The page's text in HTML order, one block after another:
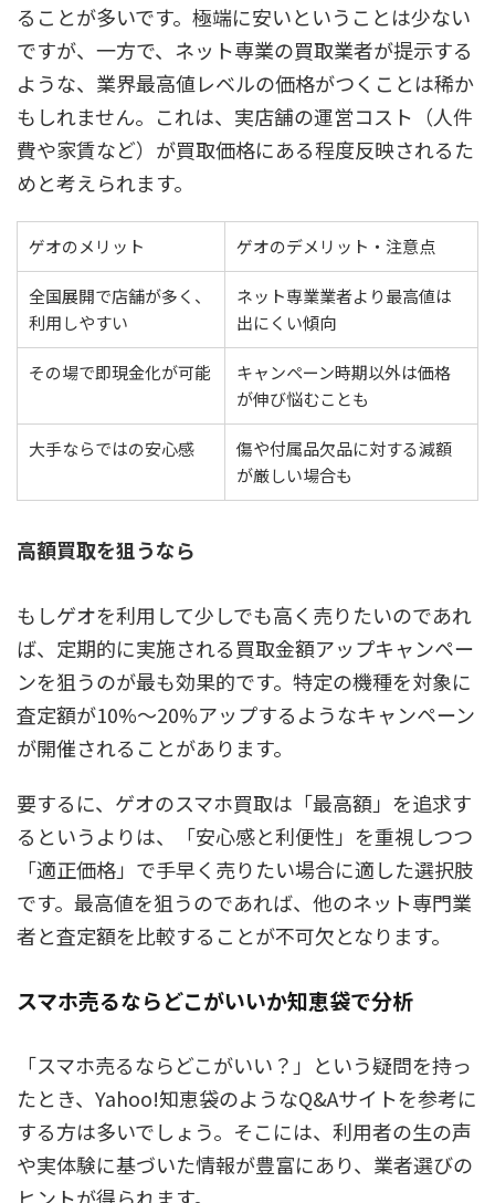
ることが多いです。極端に安いということは少ない
ですが、一方で、ネット専業の買取業者が提示する
ような、業界最高値レベルの価格がつくことは稀か
もしれません。これは、実店舗の運営コスト（人件
費や家賃など）が買取価格にある程度反映されるた
めと考えられます。
ゲオのメリット ゲオのデメリット・注意点
全国展開で店舗が多く、
利用しやすい
ネット専業業者より最高値は
出にくい傾向
その場で即現金化が可能
キャンペーン時期以外は価格
が伸び悩むことも
大手ならではの安心感
傷や付属品欠品に対する減額
が厳しい場合も
高額買取を狙うなら
もしゲオを利用して少しでも高く売りたいのであれ
ば、定期的に実施される買取金額アップキャンペー
ンを狙うのが最も効果的です。特定の機種を対象に
査定額が10%～20%アップするようなキャンペーン
が開催されることがあります。
要するに、ゲオのスマホ買取は「最高額」を追求す
るというよりは、「安心感と利便性」を重視しつつ
「適正価格」で手早く売りたい場合に適した選択肢
です。最高値を狙うのであれば、他のネット専門業
者と査定額を比較することが不可欠となります。
スマホ売るならどこがいいか知恵袋で分析
「スマホ売るならどこがいい？」という疑問を持っ
たとき、Yahoo!知恵袋のようなQ&Aサイトを参考に
する方は多いでしょう。そこには、利用者の生の声
や実体験に基づいた情報が豊富にあり、業者選びの